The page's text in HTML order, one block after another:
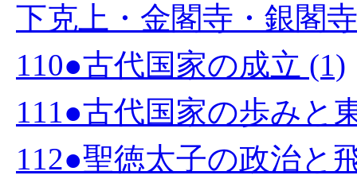
下克上・金閣寺・銀閣
110●古代国家の成立 (1)
111●古代国家の歩みと
112●聖徳太子の政治と